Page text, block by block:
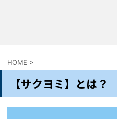
HOME >
【サクヨミ】とは？